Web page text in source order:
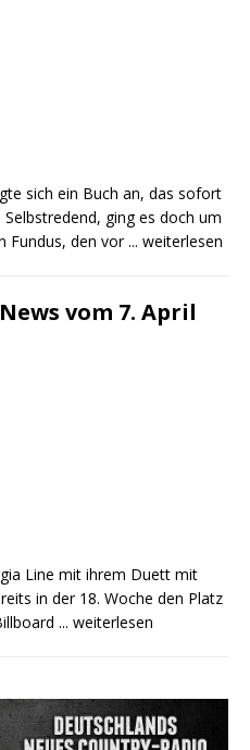
sich ein Buch an, das sofort
ging es doch um
Fundus, den vor... weiterlesen
vom 7. April
Line mit ihrem Duett mit
in der 18. Woche den Platz
... weiterlesen